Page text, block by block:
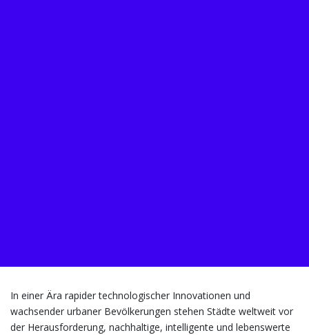
In einer Ära rapider technologischer Innovationen und
wachsender urbaner Bevölkerungen stehen Städte weltweit vor
der Herausforderung, nachhaltige, intelligente und lebenswerte